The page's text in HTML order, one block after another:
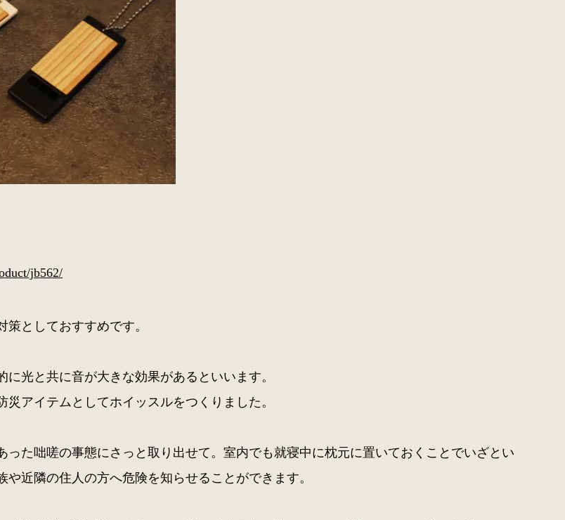
jb562/
としておすすめです。
に光と共に音が大きな効果があるといいます。
災アイテムとしてホイッスルをつくりました。
った咄嗟の事態にさっと取り出せて。室内でも就寝中に枕元に置いておくことでいざとい
や近隣の住人の方へ危険を知らせることができます。